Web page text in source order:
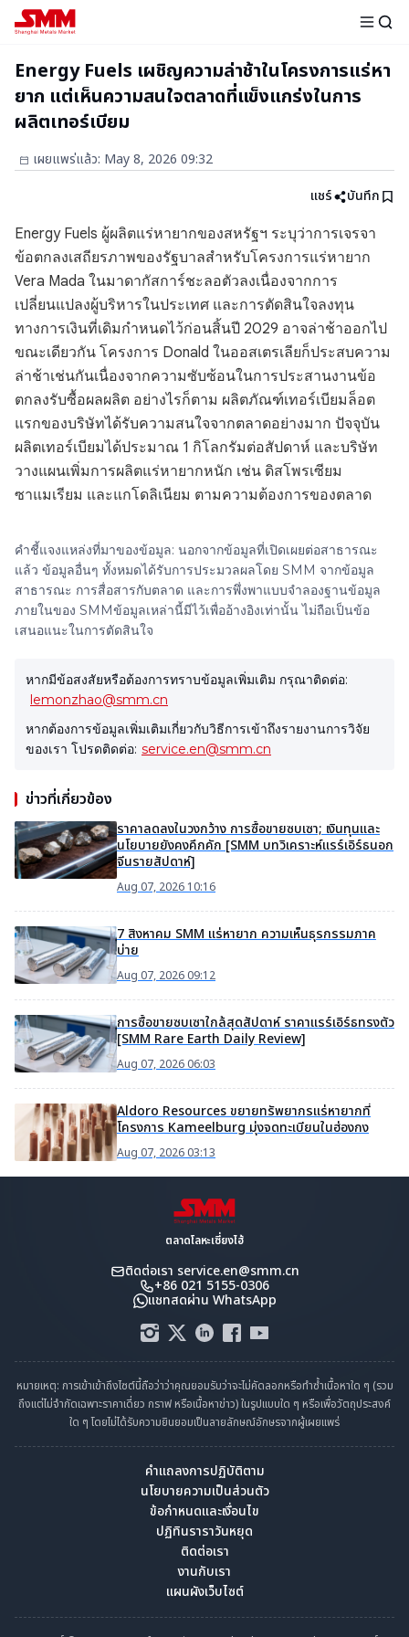
Energy Fuels เผชิญความล่าช้าในโครงการแร่หา
ยาก แต่เห็นความสนใจตลาดที่แข็งแกร่งในการ
ผลิตเทอร์เบียม
เผยแพร่แล้ว: May 8, 2026 09:32
แชร์
บันทึก
Energy Fuels ผู้ผลิตแร่หายากของสหรัฐฯ ระบุว่าการเจรจา
ข้อตกลงเสถียรภาพของรัฐบาลสำหรับโครงการแร่หายาก
Vera Mada ในมาดากัสการ์ชะลอตัวลงเนื่องจากการ
เปลี่ยนแปลงผู้บริหารในประเทศ และการตัดสินใจลงทุน
ทางการเงินที่เดิมกำหนดไว้ก่อนสิ้นปี 2029 อาจล่าช้าออกไป
ขณะเดียวกัน โครงการ Donald ในออสเตรเลียก็ประสบความ
ล่าช้าเช่นกันเนื่องจากความซับซ้อนในการประสานงานข้อ
ตกลงรับซื้อผลผลิต อย่างไรก็ตาม ผลิตภัณฑ์เทอร์เบียมล็อต
แรกของบริษัทได้รับความสนใจจากตลาดอย่างมาก ปัจจุบัน
ผลิตเทอร์เบียมได้ประมาณ 1 กิโลกรัมต่อสัปดาห์ และบริษัท
วางแผนเพิ่มการผลิตแร่หายากหนัก เช่น ดิสโพรเซียม
ซาแมเรียม และแกโดลิเนียม ตามความต้องการของตลาด
คำชี้แจงแหล่งที่มาของข้อมูล: นอกจากข้อมูลที่เปิดเผยต่อสาธารณะ
แล้ว ข้อมูลอื่นๆ ทั้งหมดได้รับการประมวลผลโดย SMM จากข้อมูล
สาธารณะ การสื่อสารกับตลาด และการพึ่งพาแบบจำลองฐานข้อมูล
ภายในของ SMMข้อมูลเหล่านี้มีไว้เพื่ออ้างอิงเท่านั้น ไม่ถือเป็นข้อ
เสนอแนะในการตัดสินใจ
หากมีข้อสงสัยหรือต้องการทราบข้อมูลเพิ่มเติม กรุณาติดต่อ:
lemonzhao@smm.cn
หากต้องการข้อมูลเพิ่มเติมเกี่ยวกับวิธีการเข้าถึงรายงานการวิจัย
ของเรา โปรดติดต่อ: service.en@smm.cn
ข่าวที่เกี่ยวข้อง
ราคาลดลงในวงกว้าง การซื้อขายซบเซา; เงินทุนและ
นโยบายยังคงคึกคัก [SMM บทวิเคราะห์แรร์เอิร์ธนอก
จีนรายสัปดาห์]
Aug 07, 2026 10:16
7 สิงหาคม SMM แร่หายาก ความเห็นธุรกรรมภาค
บ่าย
Aug 07, 2026 09:12
การซื้อขายซบเซาใกล้สุดสัปดาห์ ราคาแรร์เอิร์ธทรงตัว
[SMM Rare Earth Daily Review]
Aug 07, 2026 06:03
Aldoro Resources ขยายทรัพยากรแร่หายากที่
โครงการ Kameelburg มุ่งจดทะเบียนในฮ่องกง
Aug 07, 2026 03:13
ตลาดโลหะเซี่ยงไฮ้
ติดต่อเรา service.en@smm.cn
+86 021 5155-0306
แชทสดผ่าน WhatsApp
หมายเหตุ: การเข้าเข้าถึงไซต์นี้ถือว่าว่าคุณยอมรับว่าจะไม่คัดลอกหรือทำซ้ำเนื้อหาใด ๆ (รวม
ถึงแต่ไม่จำกัดเฉพาะราคาเดี่ยว กราฟ หรือเนื้อหาข่าว) ในรูปแบบใด ๆ หรือเพื่อวัตถุประสงค์
ใด ๆ โดยไม่ได้รับความยินยอมเป็นลายลักษณ์อักษรจากผู้เผยแพร่
คำแถลงการปฏิบัติตาม
นโยบายความเป็นส่วนตัว
ข้อกำหนดและเงื่อนไข
ปฏิทินราราวันหยุด
ติดต่อเรา
งานกับเรา
แผนผังเว็บไซต์